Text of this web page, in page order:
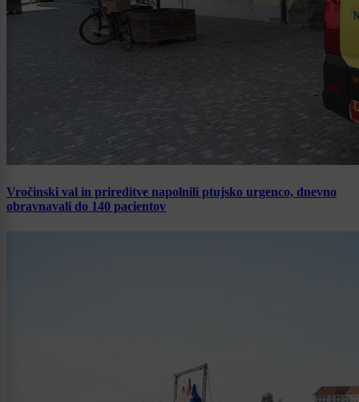
Vročinski val in prireditve napolnili ptujsko urgenco, dnevno
obravnavali do 140 pacientov